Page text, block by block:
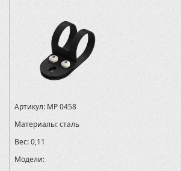
Артикул: MP 0458
Материалы:сталь
Вес:0,11
Модели: